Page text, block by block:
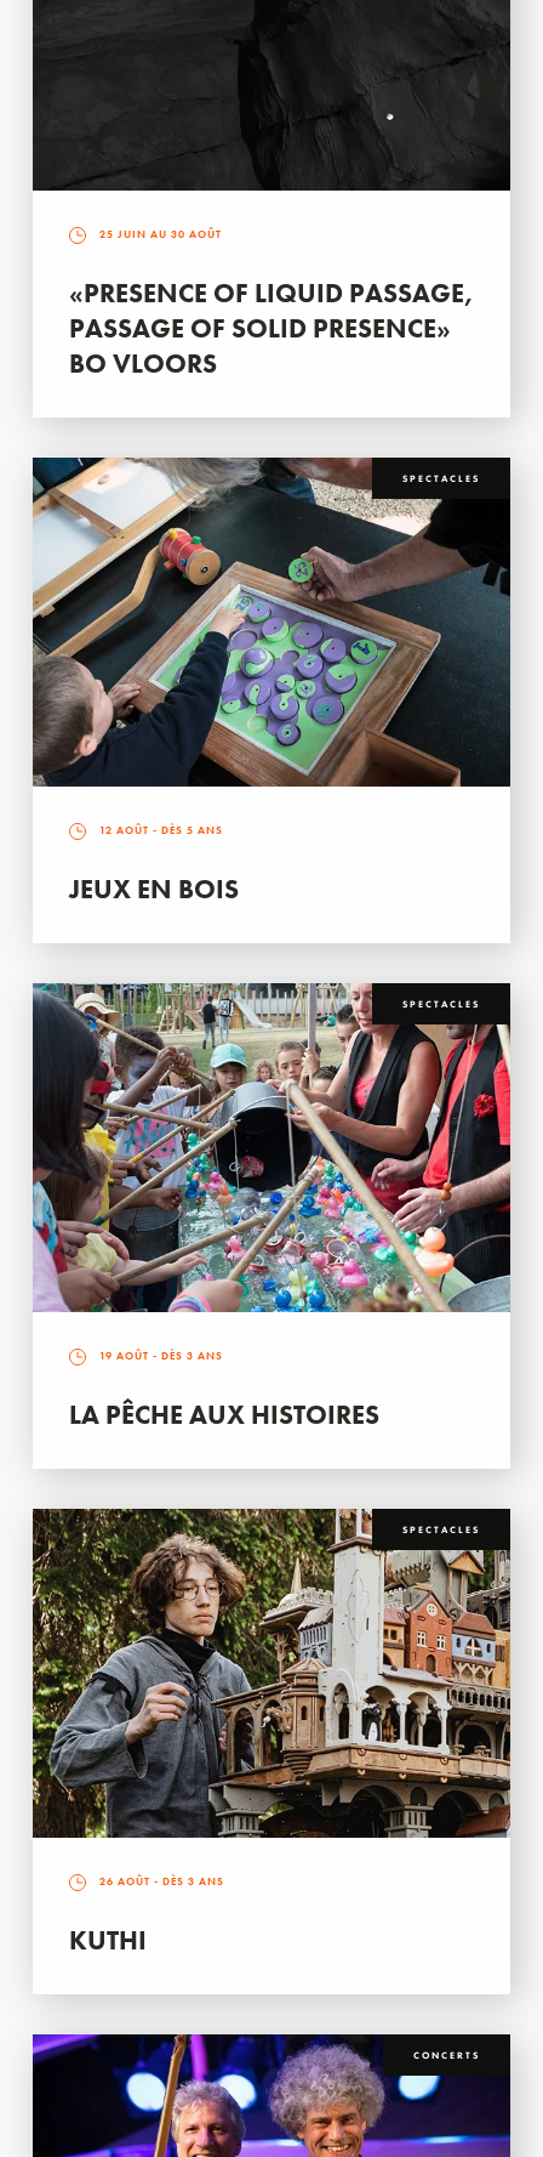
25 JUIN AU 30 AOÛT
«PRESENCE OF LIQUID PASSAGE,
PASSAGE OF SOLID PRESENCE»
BO VLOORS
SPECTACLES
12 AOÛT - DÈS 5 ANS
JEUX EN BOIS
SPECTACLES
19 AOÛT - DÈS 3 ANS
LA PÊCHE AUX HISTOIRES
SPECTACLES
26 AOÛT - DÈS 3 ANS
KUTHI
CONCERTS